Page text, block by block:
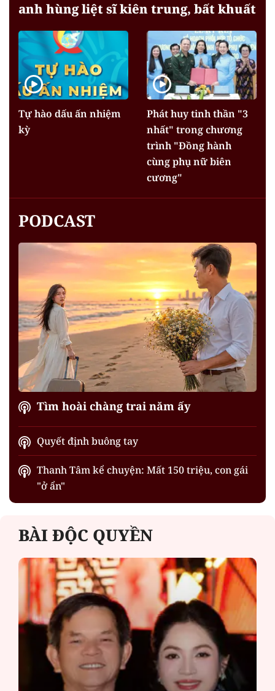
anh hùng liệt sĩ kiên trung, bất khuất
Tự hào dấu ấn nhiệm
kỳ
Phát huy tinh thần "3
nhất" trong chương
trình "Đồng hành
cùng phụ nữ biên
cương"
PODCAST
Tìm hoài chàng trai năm ấy
Quyết định buông tay
Thanh Tâm kể chuyện: Mất 150 triệu, con gái
"ở ẩn"
BÀI ĐỘC QUYỀN